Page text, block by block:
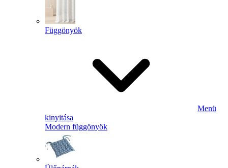
Függönyök
Menü
kinyitása
Modern függönyök